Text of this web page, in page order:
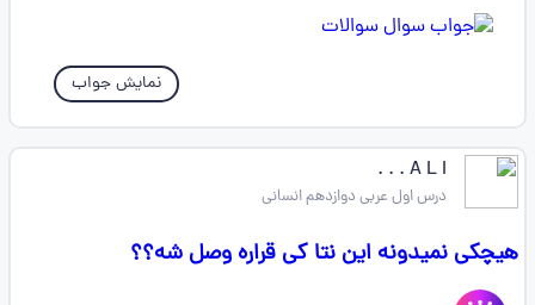
نمایش جواب
A L I . . .
درس اول عربی دوازدهم انسانی
هیچکی نمیدونه این نتا کی قراره وصل شه؟؟